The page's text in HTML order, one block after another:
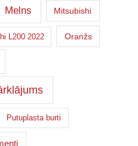
Melns Mitsubishi
L200 2022 Oranžs
Putuplasta burti